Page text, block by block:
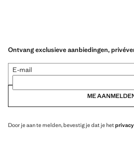
Ontvang exclusieve aanbiedingen,
E-mail
ME
Door je aan te melden, bevestig je dat je het